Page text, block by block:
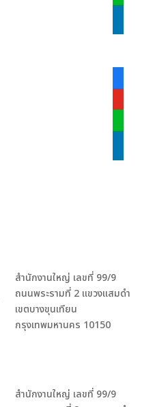
สำนักงานใหญ่ เลขที่ 99/9
ถนนพระรามที่ 2 แขวงแสมดำ
เขตบางขุนเทียน
กรุงเทพมหานคร 10150
สำนักงานใหญ่ เลขที่ 99/9